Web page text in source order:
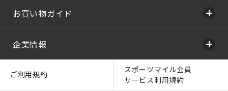
お買い物ガイド
企業情報
ご利用規約
スポーツマイル会員
サービス利用規約